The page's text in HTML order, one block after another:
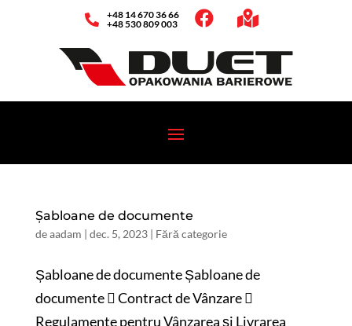

+48 14 670 36 66
+48 530 809 003
 
Șabloane de documente
deaadam | dec. 5, 2023| Fără categorie
Șabloane de documente Șabloane de
documente  Contract de Vânzare 
Regulamente pentru Vânzarea și Livrarea